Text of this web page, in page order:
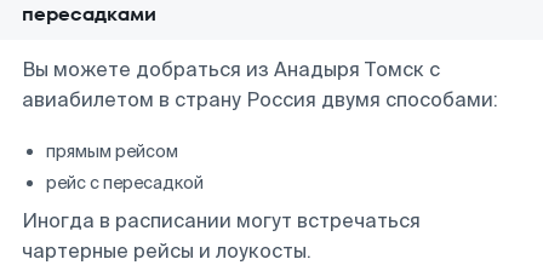
пересадками
Вы можете добраться из Анадыря Томск с
авиабилетом в страну Россия двумя способами:
прямым рейсом
рейс с пересадкой
Иногда в расписании могут встречаться
чартерные рейсы и лоукосты.